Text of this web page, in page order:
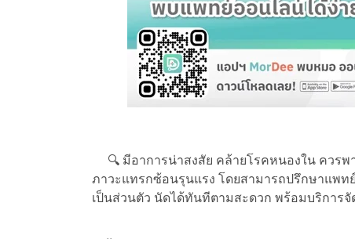
🔍 มีอาการน่าสงสัย คล้ายโรคหนองใน ควรพ
ภาวะแทรกซ้อนรุนแรง โดยสามารถปรึกษาแพ
เป็นส่วนตัว นัดได้ทันทีตามสะดวก พร้อมบริการจั